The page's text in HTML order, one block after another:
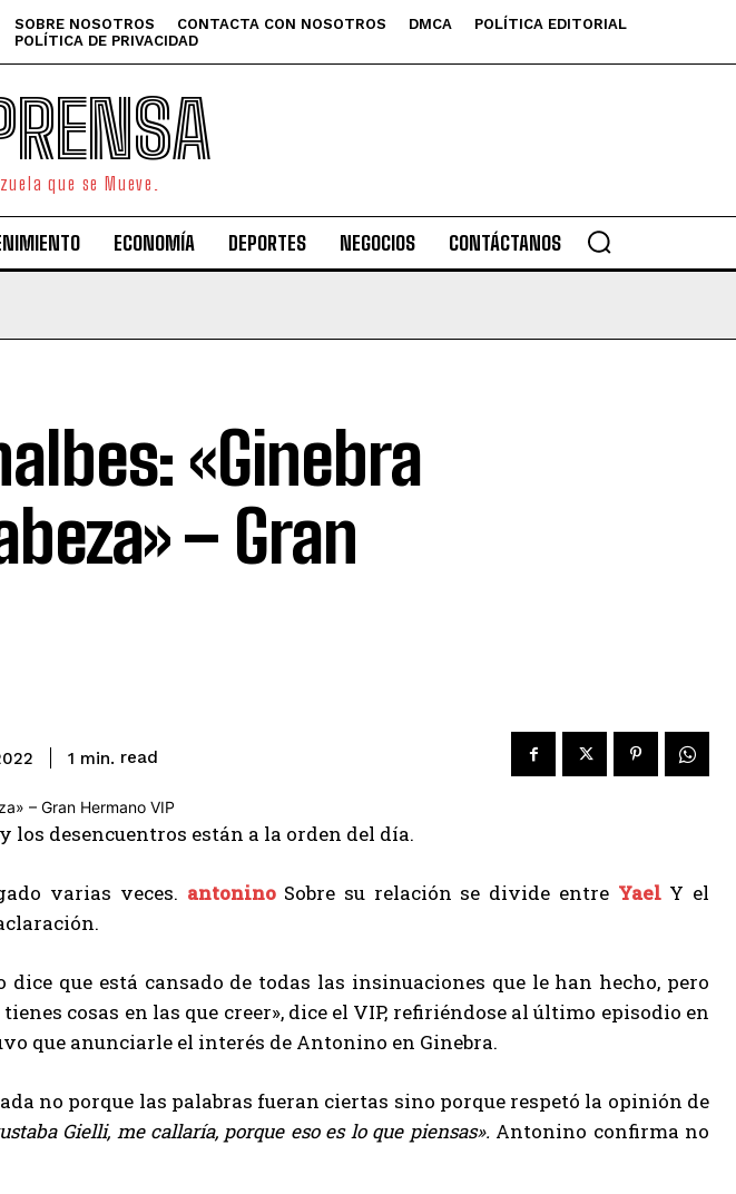
SOBRE NOSOTROS CONTACTA CON NOSOTROS DMCA
POLÍTICA EDITORIAL
POLÍTICA DE PRIVACIDAD
que se Mueve.
ECONOMÍA DEPORTES NEGOCIOS CONTÁCTANOS
«Ginebra
– Gran
1 min. read
los desencuentros están a la orden del día.
varias veces. antonino Sobre su relación se divide entre Yael Y el
dice que está cansado de todas las insinuaciones que le han hecho, pero
cosas en las que creer», dice el VIP, refiriéndose al último episodio en
que anunciarle el interés de Antonino en Ginebra.
no porque las palabras fueran ciertas sino porque respetó la opinión de
Gielli, me callaría, porque eso es lo que piensas».Antonino confirma no